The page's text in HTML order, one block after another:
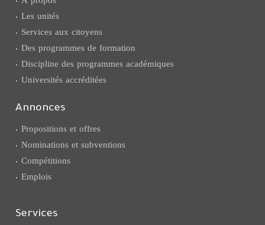
Les unités
Services aux citoyens
Des programmes de formation
Discipline des programmes académiques
Universités accréditées
Annonces
Propositions et offres
Nominations et subventions
Compétitions
Emplois
Services